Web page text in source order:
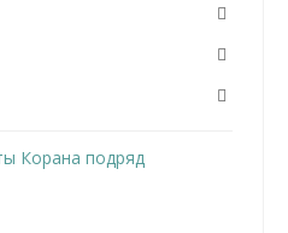
Корана подряд